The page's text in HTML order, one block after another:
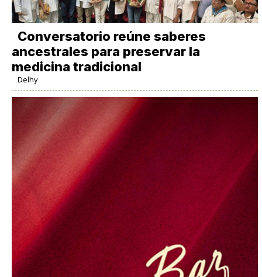
Conversatorio reúne saberes
ancestrales para preservar la
medicina tradicional
Delhy